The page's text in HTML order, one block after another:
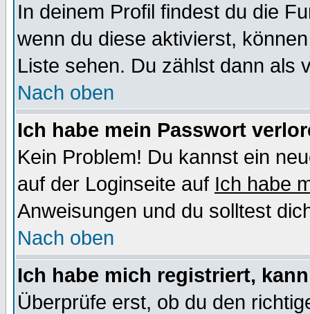
In deinem Profil findest du die
wenn du diese aktivierst,
Liste sehen. Du zählst dann als
Nach oben
Ich habe mein Passwort
Kein Problem! Du kannst ein
auf der Loginseite auf Ich habe
Anweisungen und du solltest
Nach oben
Ich habe mich registriert,
Überprüfe erst, ob du den